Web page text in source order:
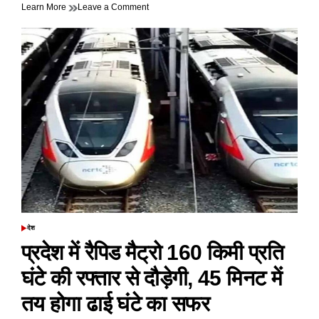
Learn More Leave a Commenton
हरियाणा
को
तरह
नशा
मुक्त
करने
लिए
सरकार
के
आदेश
पुलिस
विभाग
को
POSTED
देश
प्रदेश में रैपिड मैट्रो 160 किमी प्रति
घंटे की रफ्तार से दौड़ेगी, 45 मिनट में
तय होगा ढाई घंटे का सफर